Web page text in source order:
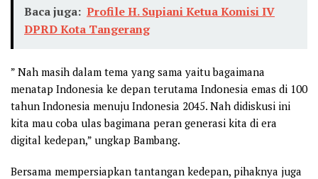
Baca juga: Profile H. Supiani Ketua Komisi IV
DPRD Kota Tangerang
” Nah masih dalam tema yang sama yaitu bagaimana
menatap Indonesia ke depan terutama Indonesia emas di 100
tahun Indonesia menuju Indonesia 2045. Nah didiskusi ini
kita mau coba ulas bagimana peran generasi kita di era
digital kedepan,” ungkap Bambang.
Bersama mempersiapkan tantangan kedepan, pihaknya juga